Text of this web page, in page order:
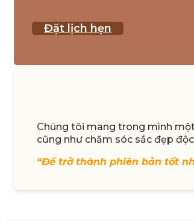
Đặt lịch hẹn
Chúng tôi mang trong mình
cũng như chăm sóc sắc đẹp
“Để trở thành phiên bản tốt